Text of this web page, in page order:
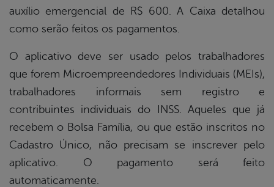
auxílio emergencial de R$ 600. A Caixa detalhou
como serão feitos os pagamentos.
O aplicativo deve ser usado pelos trabalhadores
que forem Microempreendedores Individuais (MEIs),
trabalhadores informais sem registro e
contribuintes individuais do INSS. Aqueles que já
recebem o Bolsa Família, ou que estão inscritos no
Cadastro Único, não precisam se inscrever pelo
aplicativo. O pagamento será feito
automaticamente.